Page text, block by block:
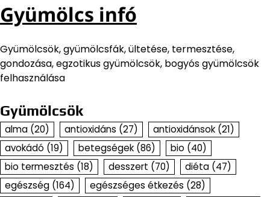
Gyümölcs infó
Gyümölcsök, gyümölcsfák, ültetése, termesztése,
gondozása, egzotikus gyümölcsök, bogyós gyümölcsök
felhasználása
Gyümölcsök
alma (20) antioxidáns (27) antioxidánsok (21)
avokádó (19) betegségek (86) bio (40)
bio termesztés (18) desszert (70) diéta (47)
egészség (164) egészséges étkezés (28)